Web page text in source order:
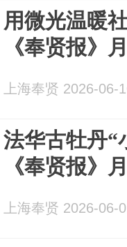
用微光温暖
《奉贤报》
上海奉贤 2026-06-
法华古牡丹“
《奉贤报》
上海奉贤 2026-06-